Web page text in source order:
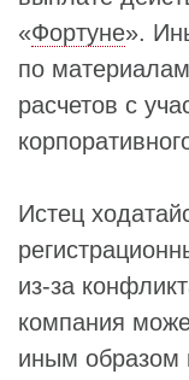
«Фортуне».
по
расчетов с
Истец
из-за
компания
иным образом